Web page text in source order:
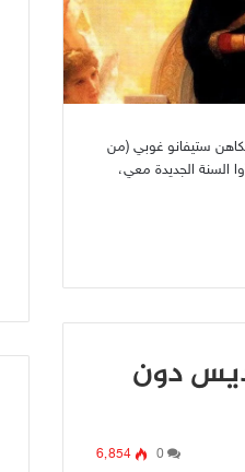
ستيفانو غوبي (من
السنة الجديدة معي،
دون
0 6٬854